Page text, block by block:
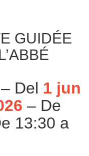
GUIDÉE
– Del 1 jun
– De
13:30 a